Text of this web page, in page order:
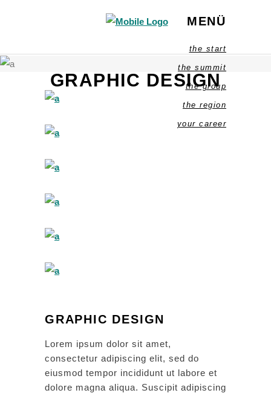
MENÜ
the start
the summit
the group
the region
your career
GRAPHIC DESIGN
GRAPHIC DESIGN
Lorem ipsum dolor sit amet,
consectetur adipiscing elit, sed do
eiusmod tempor incididunt ut labore et
dolore magna aliqua. Suscipit adipiscing